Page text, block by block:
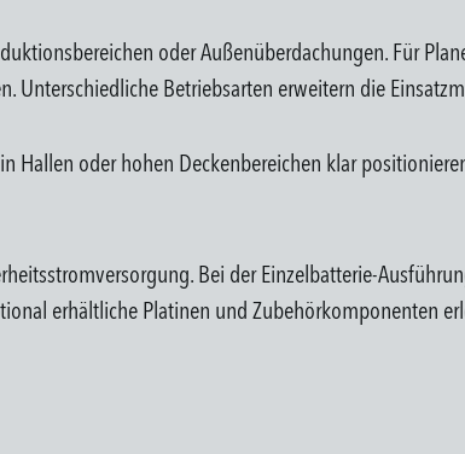
oder Außenüberdachungen. Für
Unterschiedliche Betriebsarten erweitern die
Hallen oder hohen Deckenbereichen klar
Bei der Einzelbatterie-
erhältliche Platinen und Zubehörkomponenten